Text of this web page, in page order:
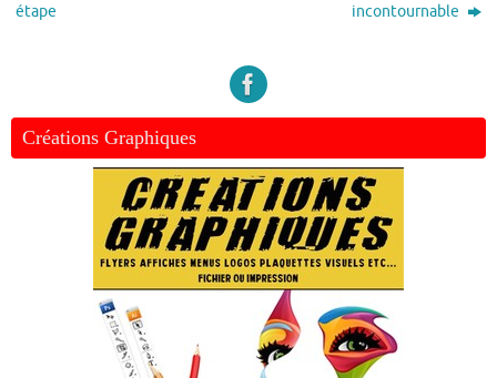
étape
incontournable
Créations Graphiques